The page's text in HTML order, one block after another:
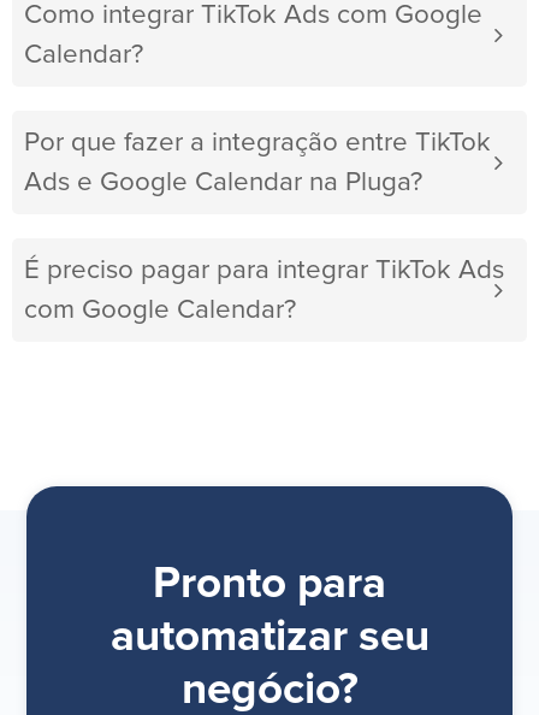
Como integrar TikTok Ads com Google
Calendar?
Por que fazer a integração entre TikTok
Ads e Google Calendar na Pluga?
É preciso pagar para integrar TikTok Ads
com Google Calendar?
Pronto para
automatizar seu
negócio?